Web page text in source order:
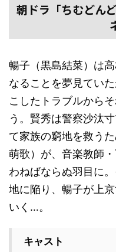
朝ドラ「ちむどん
暢子（黒島結菜）は
なることを夢見てい
こしたトラブルから
う。賢秀は警察沙汰
て家族の窮地を救う
萌歌）が、音楽教師
わねばならぬ羽目に
地に陥り、暢子が上
いく…。
キャスト